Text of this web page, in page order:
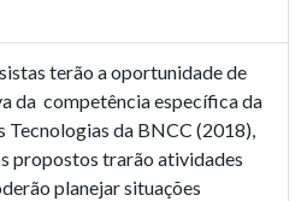
terão a oportunidade de
da competência específica da
Tecnologias da BNCC (2018),
propostos trarão atividades
planejar situações